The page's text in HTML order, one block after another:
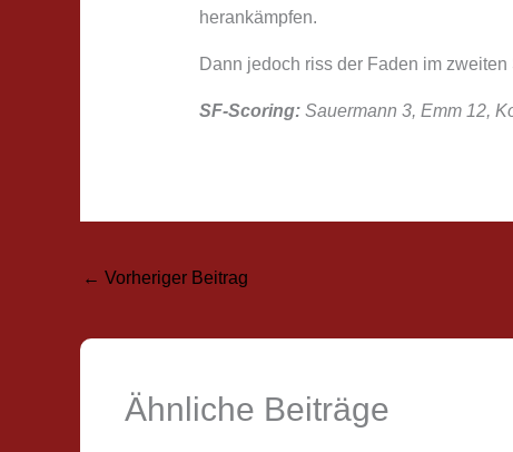
herankämpfen.
Dann jedoch riss der Faden im
SF-Scoring:Sauermann 3, Emm 12,
← Vorheriger Beitrag
Ähnliche Beiträge